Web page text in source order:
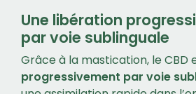
Une libération
par voie sublinguale
Grâce à la mastication, le CBD
progressivement par voie